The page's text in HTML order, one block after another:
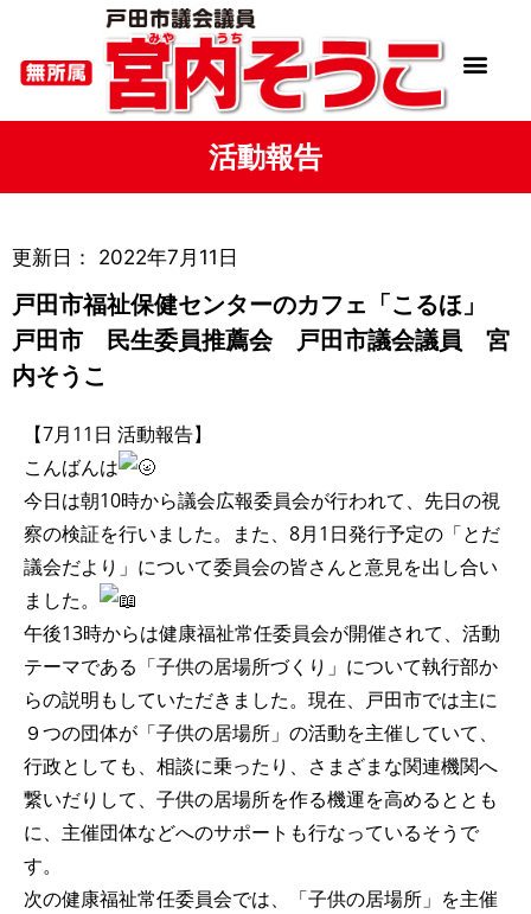
活動報告
更新日： 2022年7月11日
戸田市福祉保健センターのカフェ「こるほ」
戸田市 民生委員推薦会 戸田市議会議員 宮
内そうこ
【7月11日 活動報告】
こんばんは
今日は朝10時から議会広報委員会が行われて、先日の視
察の検証を行いました。また、8月1日発行予定の「とだ
議会だより」について委員会の皆さんと意見を出し合い
ました。
午後13時からは健康福祉常任委員会が開催されて、活動
テーマである「子供の居場所づくり」について執行部か
らの説明もしていただきました。現在、戸田市では主に
９つの団体が「子供の居場所」の活動を主催していて、
行政としても、相談に乗ったり、さまざまな関連機関へ
繋いだりして、子供の居場所を作る機運を高めるととも
に、主催団体などへのサポートも行なっているそうで
す。
次の健康福祉常任委員会では、「子供の居場所」を主催